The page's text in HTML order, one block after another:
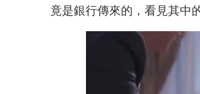
竟是銀行傳來的，看見其中